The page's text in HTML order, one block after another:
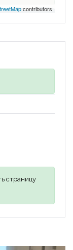
contributors
страницу